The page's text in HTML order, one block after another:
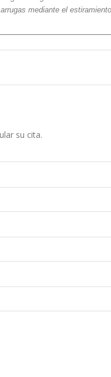
mediante el
su cita.